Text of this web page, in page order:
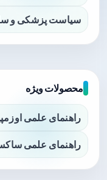
سیاست پزشکی و
محصولات ویژه
راهنمای علمی
راهنمای علمی